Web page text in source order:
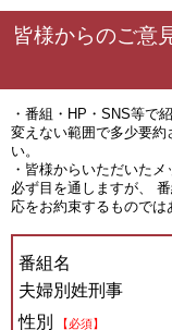
皆様からのご意
・番組・HP・SNS等で
変えない範囲で多少要約
い。
・皆様からいただいた
必ず目を通しますが、
応をお約束するものでは
番組名
夫婦別姓刑事
性別
【必須】